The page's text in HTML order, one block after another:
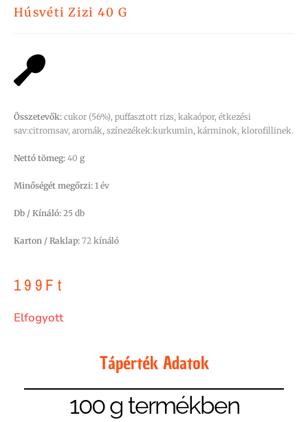
Húsvéti Zizi 40 G
Összetevők: cukor (56%), puffasztott rizs, kakaópor, étkezési
sav:citromsav, aromák, színezékek:kurkumin, kárminok, klorofillinek.
Nettó tömeg: 40 g
Minőségét megőrzi: 1 év
Db / Kínáló: 25 db
Karton / Raklap: 72 kínáló
199Ft
Elfogyott
Tápérték Adatok
100 g termékben